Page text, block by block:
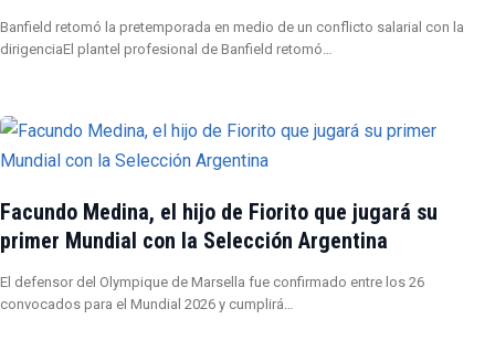
Banfield retomó la pretemporada en medio de un conflicto salarial con la
dirigenciaEl plantel profesional de Banfield retomó…
Facundo Medina, el hijo de Fiorito que jugará su
primer Mundial con la Selección Argentina
El defensor del Olympique de Marsella fue confirmado entre los 26
convocados para el Mundial 2026 y cumplirá…